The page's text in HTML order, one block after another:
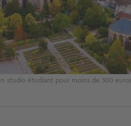
studio étudiant pour moins de 300